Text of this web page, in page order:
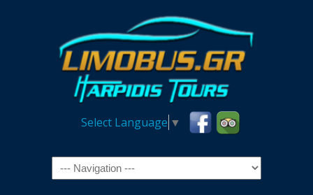
Select Language ▼
Navigation